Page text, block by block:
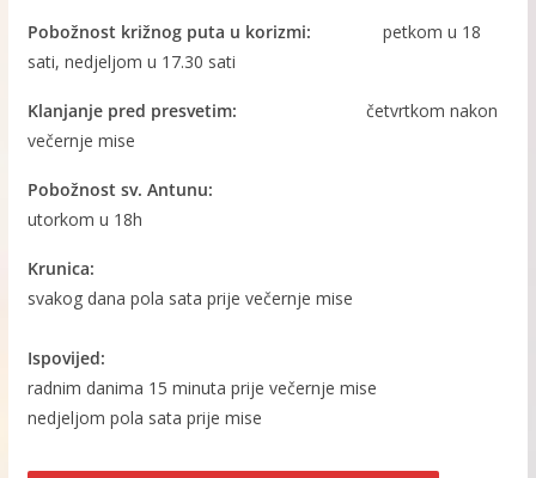
Pobožnost križnog puta u korizmi: petkom u 18
sati, nedjeljom u 17.30 sati
Klanjanje pred presvetim: četvrtkom nakon
večernje mise
Pobožnost sv. Antunu:
utorkom u 18h
Krunica:
svakog dana pola sata prije večernje mise
Ispovijed:
radnim danima 15 minuta prije večernje mise
nedjeljom pola sata prije mise